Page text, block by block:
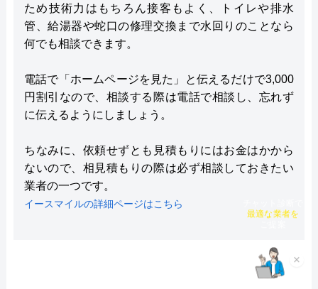
ため技術力はもちろん接客もよく、トイレや排水
管、給湯器や蛇口の修理交換まで水回りのことなら
何でも相談できます。
電話で「ホームページを見た」と伝えるだけで3,000
円割引なので、相談する際は電話で相談し、忘れず
に伝えるようにしましょう。
ちなみに、依頼せずとも見積もりにはお金はかから
ないので、相見積もりの際は必ず相談しておきたい
業者の一つです。
イースマイルの詳細ページはこちら
×
最適な業者を